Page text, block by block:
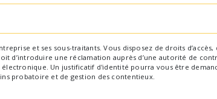
et ses sous-traitants. Vous disposez de droits
d’introduire une réclamation auprès d’une autorité de
Un justificatif d'identité pourra vous être
probatoire et de gestion des contentieux.